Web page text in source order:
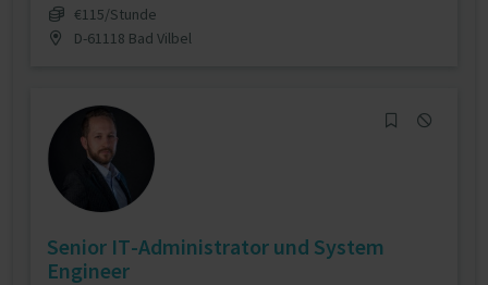
€115/Stunde
D-61118 Bad Vilbel
Senior IT-Administrator und System
Engineer